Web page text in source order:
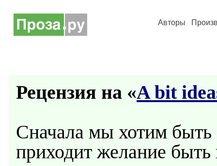
Авторы
Рецензия на «A bit
Сначала мы хотим
приходит желание